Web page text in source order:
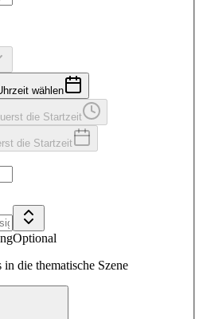
wählen
die Startzeit
die Startzeit
Optional
die thematische Szene